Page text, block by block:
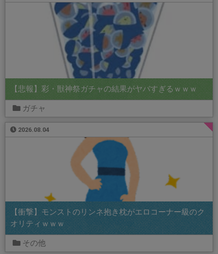
【悲報】彩・獣神祭ガチャの結果がヤバすぎるｗｗｗ
ガチャ
2026.08.04
【衝撃】モンストのリンネ抱き枕がエロコーナー級のク
オリティｗｗｗ
その他